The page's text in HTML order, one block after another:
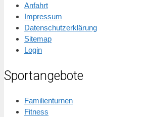
Anfahrt
Impressum
Datenschutzerklärung
Sitemap
Login
Sportangebote
Familienturnen
Fitness